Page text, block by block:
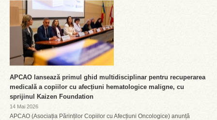
APCAO lansează primul ghid multidisciplinar pentru recuperarea
medicală a copiilor cu afecțiuni hematologice maligne, cu
sprijinul Kaizen Foundation
14 Mai 2026
APCAO (Asociația Părinților Copiilor cu Afecțiuni Oncologice) anunță